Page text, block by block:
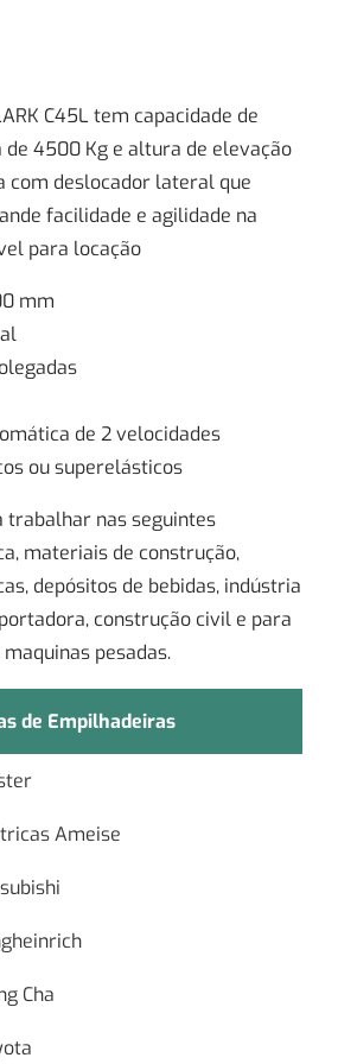
C45L tem capacidade de
de 4500 Kg e altura de elevação
com deslocador lateral que
facilidade e agilidade na
para locação
mm
de 2 velocidades
ou superelásticos
trabalhar nas seguintes
materiais de construção,
depósitos de bebidas, indústria
construção civil e para
pesadas.
de Empilhadeiras
Ameise
Cha